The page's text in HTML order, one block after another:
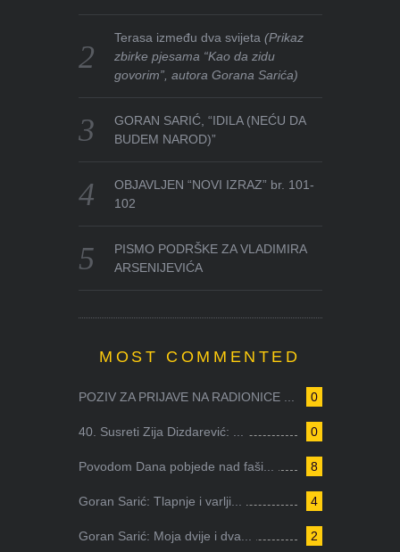
Terasa između dva svijeta(Prikaz
zbirke pjesama “Kao da zidu
govorim”, autora Gorana Sarića)
GORAN SARIĆ, “IDILA (NEĆU DA
BUDEM NAROD)”
OBJAVLJEN “NOVI IZRAZ” br. 101-
102
PISMO PODRŠKE ZA VLADIMIRA
ARSENIJEVIĆA
MOST COMMENTED
0
POZIV ZA PRIJAVE NA RADIONICE ...
0
40. Susreti Zija Dizdarević: ...
8
Povodom Dana pobjede nad faši...
4
Goran Sarić: Tlapnje i varlji...
2
Goran Sarić: Moja dvije i dva...